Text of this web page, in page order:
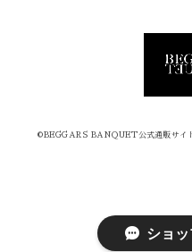
©︎BEGGARS BANQUET公式通販サ
ショ